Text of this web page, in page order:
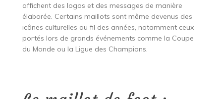
affichent des logos et des messages de manière
élaborée. Certains maillots sont même devenus des
icônes culturelles au fil des années, notamment ceux
portés lors de grands événements comme la Coupe
du Monde ou la Ligue des Champions.